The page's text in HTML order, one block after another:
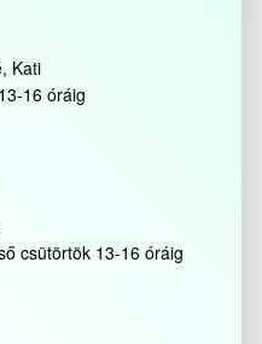
Kati
16 óráig
csütörtök 13-16 óráig